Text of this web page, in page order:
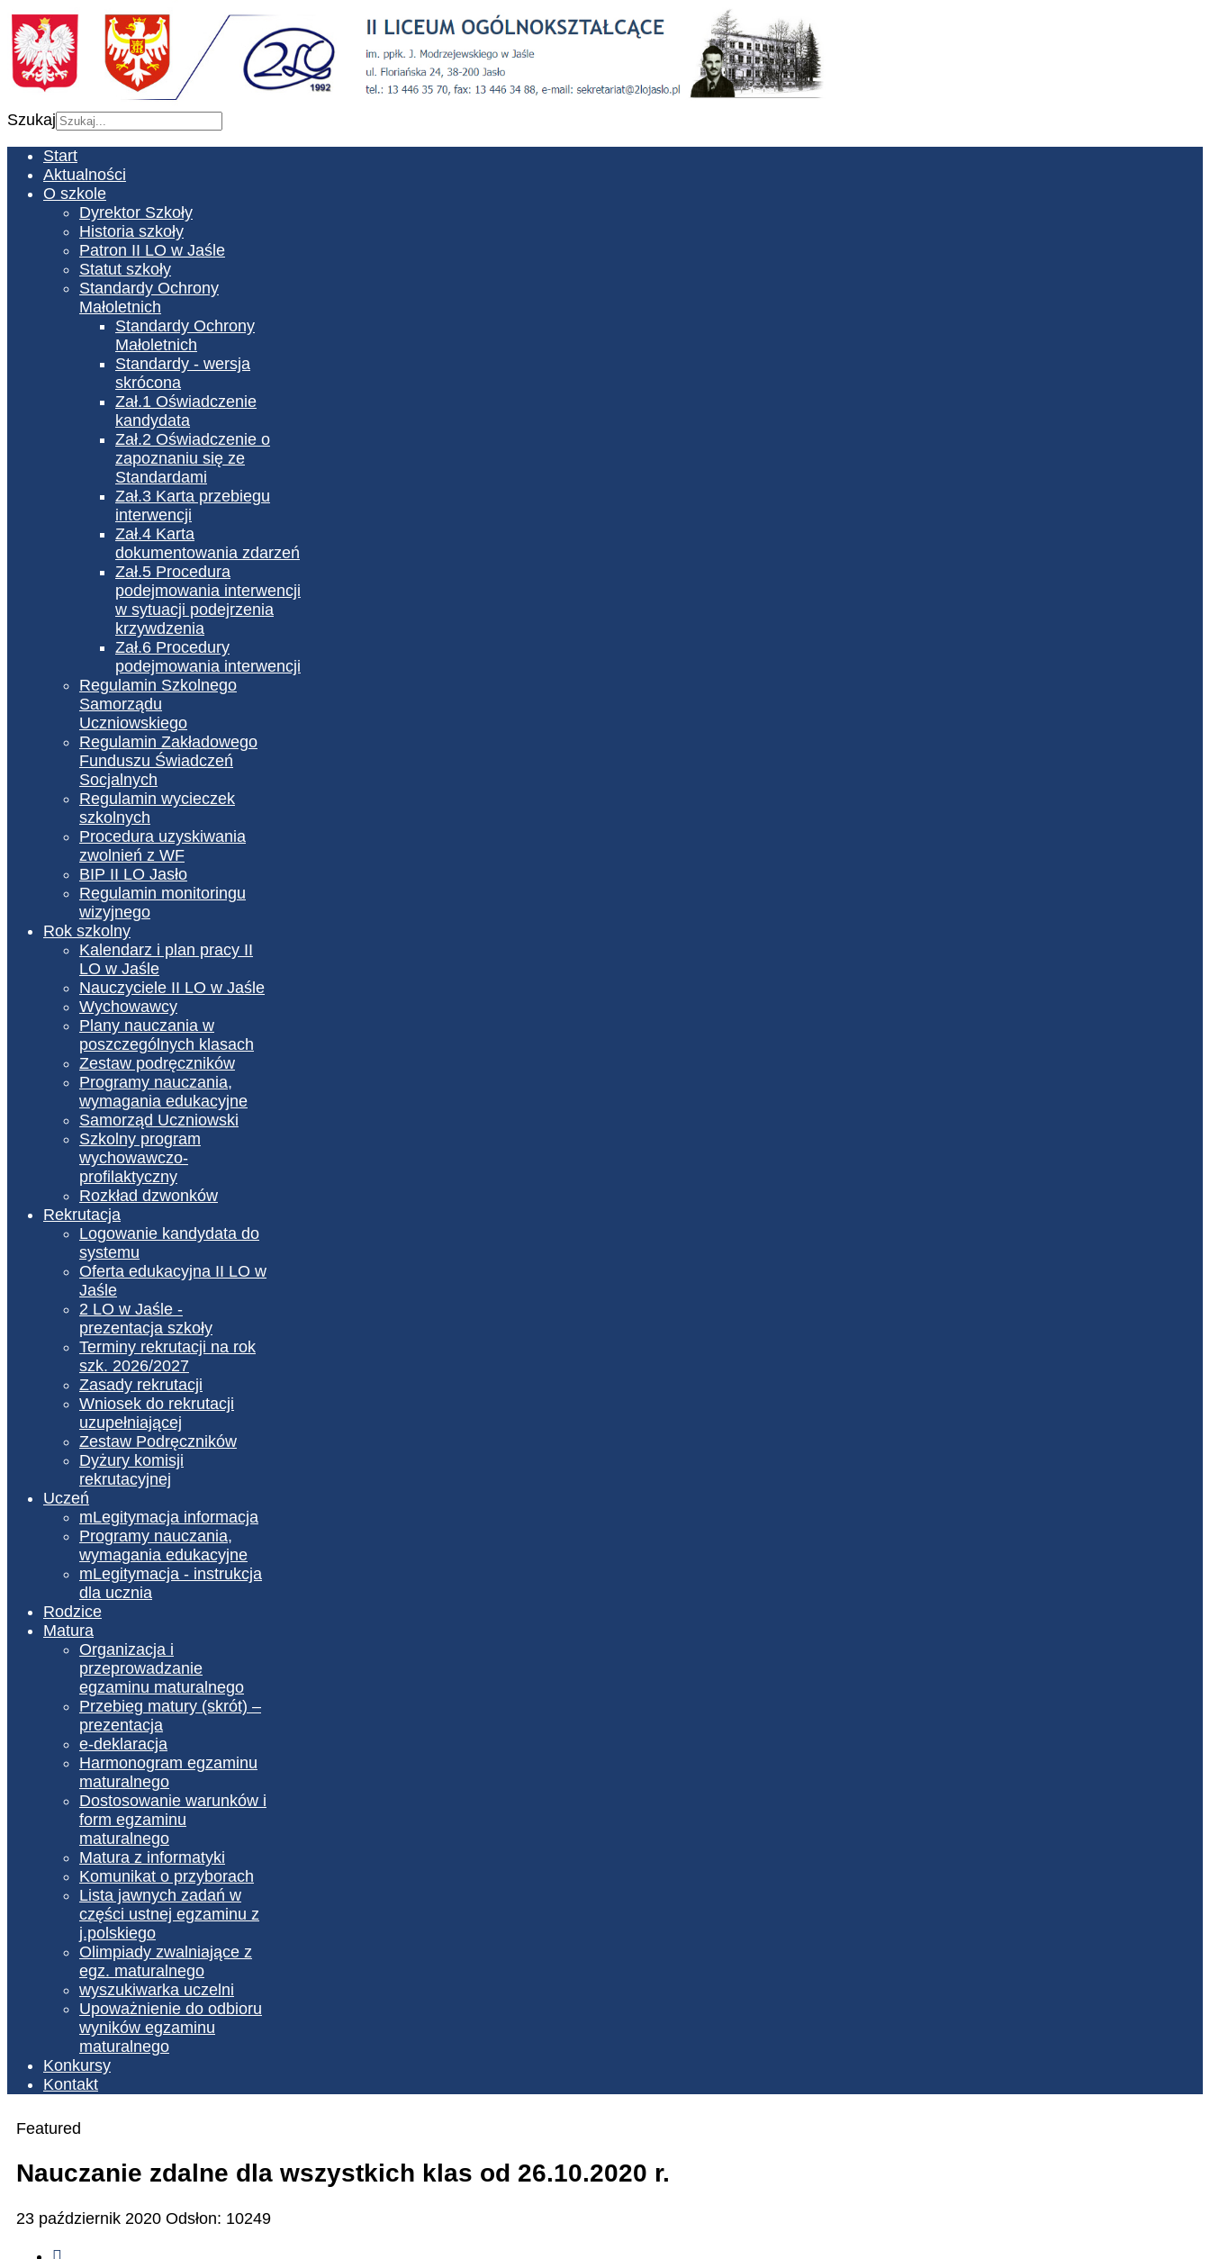
Szukaj
Start
Aktualności
O szkole
Dyrektor Szkoły
Historia szkoły
Patron II LO w Jaśle
Statut szkoły
Standardy Ochrony
Małoletnich
Standardy Ochrony
Małoletnich
Standardy - wersja
skrócona
Zał.1 Oświadczenie
kandydata
Zał.2 Oświadczenie o
zapoznaniu się ze
Standardami
Zał.3 Karta przebiegu
interwencji
Zał.4 Karta
dokumentowania zdarzeń
Zał.5 Procedura
podejmowania interwencji
w sytuacji podejrzenia
krzywdzenia
Zał.6 Procedury
podejmowania interwencji
Regulamin Szkolnego
Samorządu
Uczniowskiego
Regulamin Zakładowego
Funduszu Świadczeń
Socjalnych
Regulamin wycieczek
szkolnych
Procedura uzyskiwania
zwolnień z WF
BIP II LO Jasło
Regulamin monitoringu
wizyjnego
Rok szkolny
Kalendarz i plan pracy II
LO w Jaśle
Nauczyciele II LO w Jaśle
Wychowawcy
Plany nauczania w
poszczególnych klasach
Zestaw podręczników
Programy nauczania,
wymagania edukacyjne
Samorząd Uczniowski
Szkolny program
wychowawczo-
profilaktyczny
Rozkład dzwonków
Rekrutacja
Logowanie kandydata do
systemu
Oferta edukacyjna II LO w
Jaśle
2 LO w Jaśle -
prezentacja szkoły
Terminy rekrutacji na rok
szk. 2026/2027
Zasady rekrutacji
Wniosek do rekrutacji
uzupełniającej
Zestaw Podręczników
Dyżury komisji
rekrutacyjnej
Uczeń
mLegitymacja informacja
Programy nauczania,
wymagania edukacyjne
mLegitymacja - instrukcja
dla ucznia
Rodzice
Matura
Organizacja i
przeprowadzanie
egzaminu maturalnego
Przebieg matury (skrót) –
prezentacja
e-deklaracja
Harmonogram egzaminu
maturalnego
Dostosowanie warunków i
form egzaminu
maturalnego
Matura z informatyki
Komunikat o przyborach
Lista jawnych zadań w
części ustnej egzaminu z
j.polskiego
Olimpiady zwalniające z
egz. maturalnego
wyszukiwarka uczelni
Upoważnienie do odbioru
wyników egzaminu
maturalnego
Konkursy
Kontakt
Featured
Nauczanie zdalne dla wszystkich klas od 26.10.2020 r.
23 październik 2020 Odsłon: 10249